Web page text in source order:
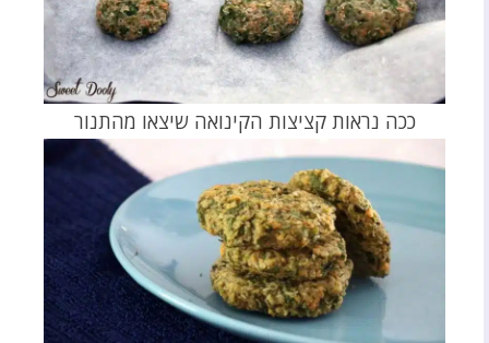
ככה נראות קציצות הקינואה שיצאו מהתנור